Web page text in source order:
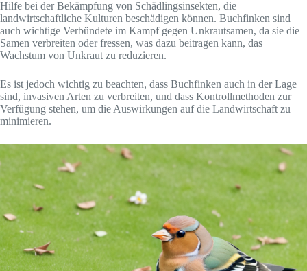
Hilfe bei der Bekämpfung von Schädlingsinsekten, die
landwirtschaftliche Kulturen beschädigen können. Buchfinken sind
auch wichtige Verbündete im Kampf gegen Unkrautsamen, da sie die
Samen verbreiten oder fressen, was dazu beitragen kann, das
Wachstum von Unkraut zu reduzieren.
Es ist jedoch wichtig zu beachten, dass Buchfinken auch in der Lage
sind, invasiven Arten zu verbreiten, und dass Kontrollmethoden zur
Verfügung stehen, um die Auswirkungen auf die Landwirtschaft zu
minimieren.